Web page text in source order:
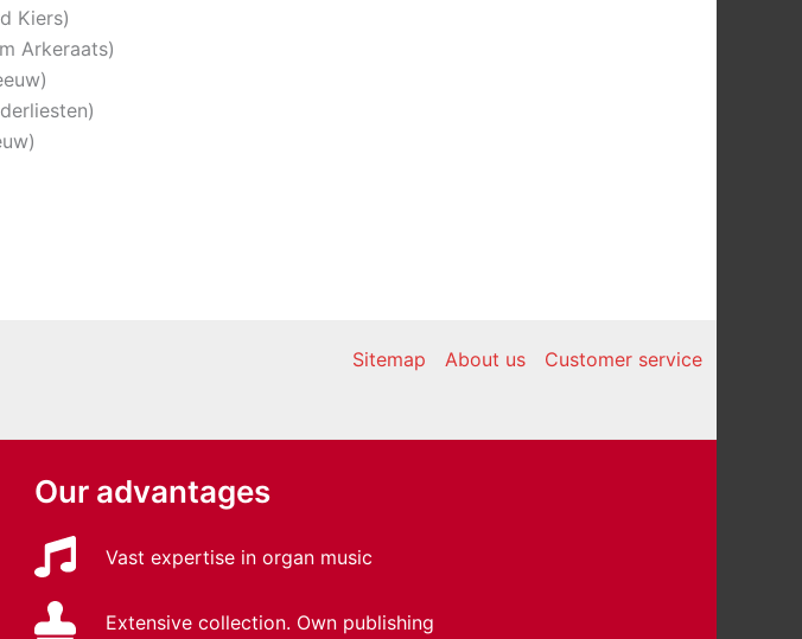
Kiers)
Arkeraats)
Sitemap About us Customer service
Our advantages
Vast expertise in organ music
Extensive collection. Own publishing